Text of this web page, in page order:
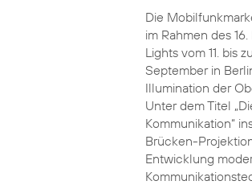
Die
im Rahmen des
Lights vom 11. bis
September in
Illumination der
Unter dem Titel
Kommunikation“
Brücken-
Entwicklung